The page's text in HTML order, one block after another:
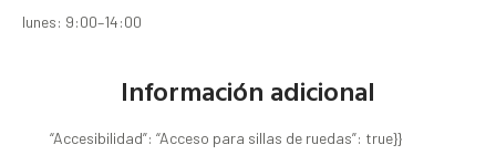
lunes: 9:00–14:00
Información adicional
“Accesibilidad”: “Acceso para sillas de ruedas”: true}}